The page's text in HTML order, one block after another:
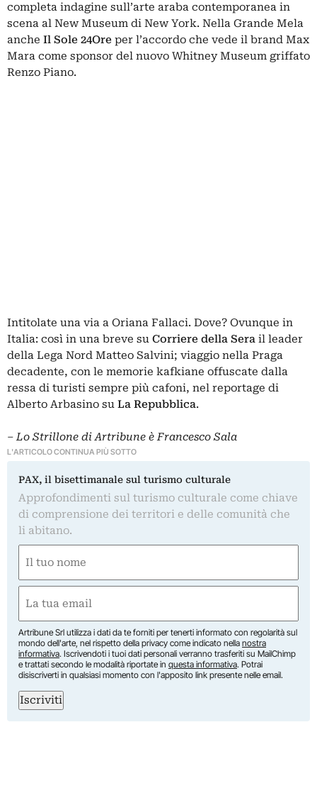
completa indagine sull’arte araba contemporanea in
scena al New Museum di New York. Nella Grande Mela
anche Il Sole 24Ore per l’accordo che vede il brand Max
Mara come sponsor del nuovo Whitney Museum griffato
Renzo Piano.
Intitolate una via a Oriana Fallaci. Dove? Ovunque in
Italia: così in una breve su Corriere della Sera il leader
della Lega Nord Matteo Salvini; viaggio nella Praga
decadente, con le memorie kafkiane offuscate dalla
ressa di turisti sempre più cafoni, nel reportage di
Alberto Arbasino su La Repubblica.
– Lo Strillone di Artribune è Francesco Sala
L'ARTICOLO CONTINUA PIÙ SOTTO
PAX, il bisettimanale sul turismo culturale
Approfondimenti sul turismo culturale come chiave
di comprensione dei territori e delle comunità che
li abitano.
(Obbligatorio)
(Obbligatorio)
Artribune Srl utilizza i dati da te forniti per tenerti informato con regolarità sul
mondo dell'arte, nel rispetto della privacy come indicato nella nostra
informativa. Iscrivendoti i tuoi dati personali verranno trasferiti su MailChimp
e trattati secondo le modalità riportate in questa informativa. Potrai
disiscriverti in qualsiasi momento con l'apposito link presente nelle email.
Iscriviti